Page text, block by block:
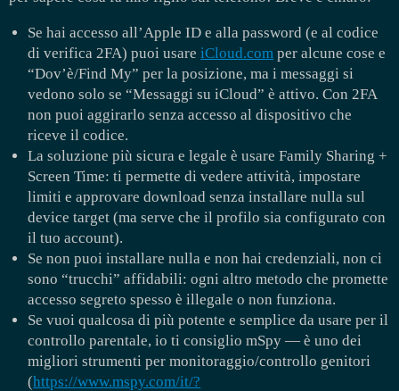
Se hai accesso all’Apple ID e alla password (e al codice
di verifica 2FA) puoi usareiCloud.com per alcune cose e
“Dov’è/Find My” per la posizione, ma i messaggi si
vedono solo se “Messaggi su iCloud” è attivo. Con 2FA
non puoi aggirarlo senza accesso al dispositivo che
riceve il codice.
La soluzione più sicura e legale è usare Family Sharing +
Screen Time: ti permette di vedere attività, impostare
limiti e approvare download senza installare nulla sul
device target (ma serve che il profilo sia configurato con
il tuo account).
Se non puoi installare nulla e non hai credenziali, non ci
sono “trucchi” affidabili: ogni altro metodo che promette
accesso segreto spesso è illegale o non funziona.
Se vuoi qualcosa di più potente e semplice da usare per il
controllo parentale, io ti consiglio mSpy — è uno dei
migliori strumenti per monitoraggio/controllo genitori
(https://www.mspy.com/it/?